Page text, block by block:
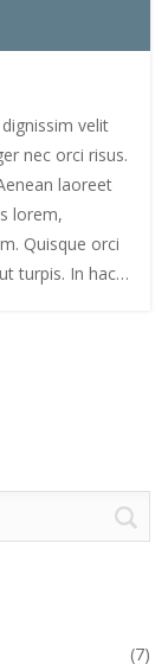
velit
nec orci risus.
laoreet
lorem,
Quisque orci
turpis. In hac…
(7)